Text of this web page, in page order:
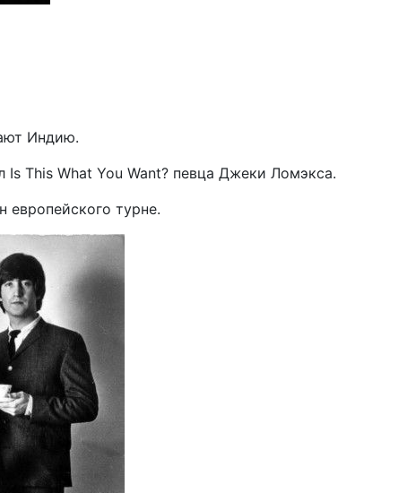
Индию.
This What You Want? певца Джеки Ломэкса.
европейского турне.